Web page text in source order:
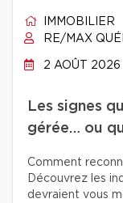
IMMOBILIER
RE/MAX
2 AOÛT 2026
Les signes
gérée… ou
Comment
Découvrez les
devraient vous